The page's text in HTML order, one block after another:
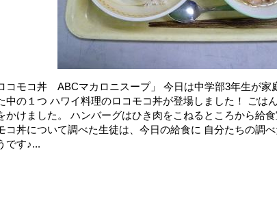
コモコ丼 ABCマカロニスープ」 今日は中学部3年生が家
中の１つ ハワイ料理のロコモコ丼が登場しました！ ごは
かけました。 ハンバーグはひき肉をこねるところから給
コ丼について調べた生徒は、今日の給食に 自分たちの調
です♪...